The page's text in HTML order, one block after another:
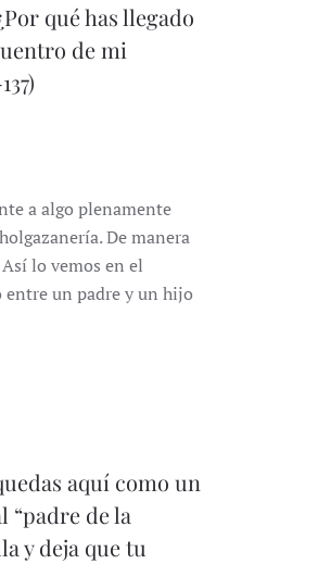
qué has llegado
de mi
a algo plenamente
De manera
lo vemos en el
un padre y un hijo
aquí como un
“padre de la
y deja que tu